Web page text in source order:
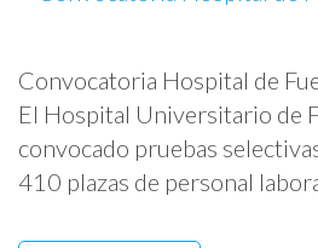
Convocatoria Hospital de
El Hospital Universitario de
convocado pruebas
410 plazas de personal